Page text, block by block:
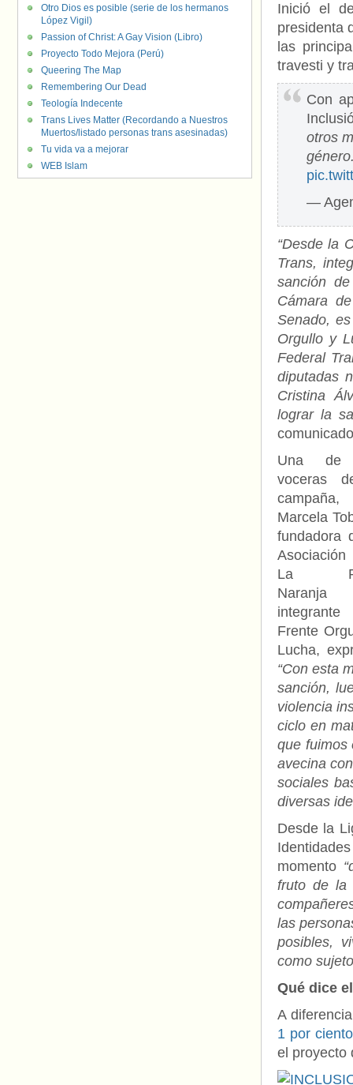
Inició el
presidenta
las
travesti y
Con
otros
—
“Desde la
Trans,
sanción
Cámara
Senado,
Orgullo y
Federal
diputadas
Cristina
lograr la
Una de
voceras
campaña,
Marcela
fundadora
Asociación
La
Frente
Lucha,
“Con esta
sanción,
violencia
ciclo en
que fuimos
avecina
sociales
diversas
Desde la
momento
fruto de la
las
posibles,
como
Qué dice
A
1 por ciento
el proyecto
Otro Dios es posible (serie de los hermanos
López Vigil)
Passion of Christ: A Gay Vision (Libro)
Proyecto Todo Mejora (Perú)
Queering The Map
Remembering Our Dead
Teología Indecente
Trans Lives Matter (Recordando a Nuestros
Muertos/listado personas trans asesinadas)
Tu vida va a mejorar
WEB Islam